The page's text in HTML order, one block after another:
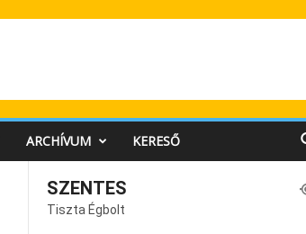
ARCHÍVUM KERESŐ
SZENTES
Tiszta Égbolt